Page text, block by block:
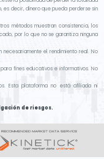
es decir, dinero que pueda perderse sin
métodos muestran consistencia, los
por lo que no se garantiza ninguna
necesariamente el rendimiento real. No
fines educativos e informativos. No
Esta plataforma no está afiliada ni
de riesgos.